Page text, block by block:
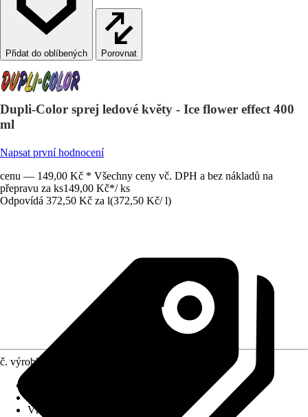
Porovnat
Dupli-Color sprej ledové květy - Ice flower effect 400
ml
Napsat první hodnocení
cenu — 149,00 Kč * Všechny ceny vč. DPH a bez nákladů na
přepravu za ks149,00 Kč*/ ks
Odpovídá 372,50 Kč za l(372,50 Kč/ l)
č. výrobku
Vhodné pro podklad